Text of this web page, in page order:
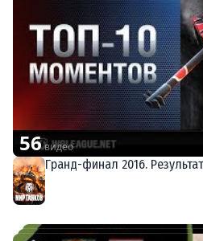
56видео
Гранд-финал 2016.